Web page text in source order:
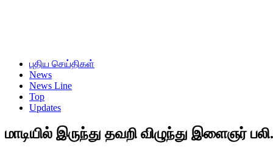
புதிய செய்திகள்
News
News Line
Top
Updates
மாடியில் இருந்து தவறி விழுந்து இளைஞர்